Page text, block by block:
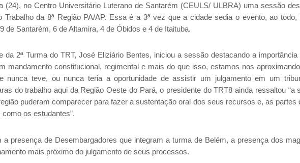
(24), no Centro Universitário Luterano de Santarém (CEULS/ ULBRA) uma sessão
Trabalho da 8ª Região PA/AP. Essa é a 3ª vez que a cidade sedia o evento, ao todo,
de Santarém, 6 de Altamira, 4 de Óbidos e 4 de Itaituba.
da 2ª Turma do TRT, José Eliziário Bentes, iniciou a sessão destacando a
mandamento constitucional, regimental e mais do que isso, estamos nos
nunca teve, ou nunca teria a oportunidade de assistir um julgamento em um
do trabalho aqui da Região Oeste do Pará, o presidente do TRT8 ainda ressaltou “a
puderam comparecer para fazer a sustentação oral dos seus recursos e, as partes
os estudantes”.
presença de Desembargadores que integram a turma de Belém, a presença dos
mais próximo do julgamento de seus processos.